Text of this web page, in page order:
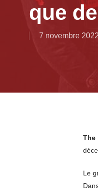
que
7 novembre 2022
The
Le